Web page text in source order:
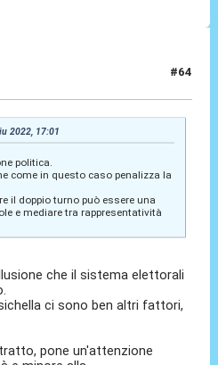
#64
2022, 17:01
politica.
come in questo caso penalizza la
il doppio turno può essere una
e mediare tra rappresentatività
che il sistema elettorali
ci sono ben altri fattori,
pone un'attenzione